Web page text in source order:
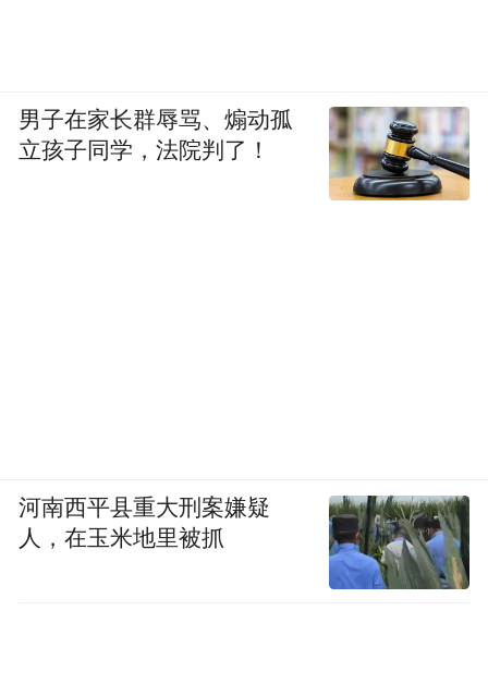
男子在家长群辱骂、煽动孤
立孩子同学，法院判了！
河南西平县重大刑案嫌疑
人，在玉米地里被抓